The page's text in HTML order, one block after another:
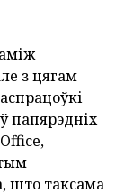
з цягам
папярэдніх
што таксама